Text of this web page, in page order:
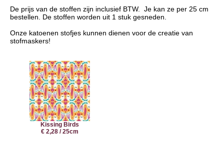
De prijs van de stoffen zijn inclusief BTW. Je kan ze per 25 cm
bestellen. De stoffen worden uit 1 stuk gesneden.
Onze katoenen stofjes kunnen dienen voor de creatie van
stofmaskers!
Kissing Birds
€ 2,28 / 25cm